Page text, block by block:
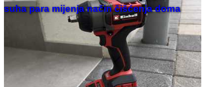
suha para mijenja način čišćenja doma